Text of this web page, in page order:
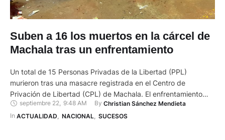
Suben a 16 los muertos en la cárcel de
Machala tras un enfrentamiento
Un total de 15 Personas Privadas de la Libertad (PPL)
murieron tras una masacre registrada en el Centro de
Privación de Libertad (CPL) de Machala. El enfrentamiento
armado comenzó a las 02:00 de este 22 de septiembre. El
hecho también dejó 14 reclusos heridos por impactos de bala,
septiembre 22, 9:48 AM By Christian Sánchez Mendieta
In ACTUALIDAD NACIONAL SUCESOS